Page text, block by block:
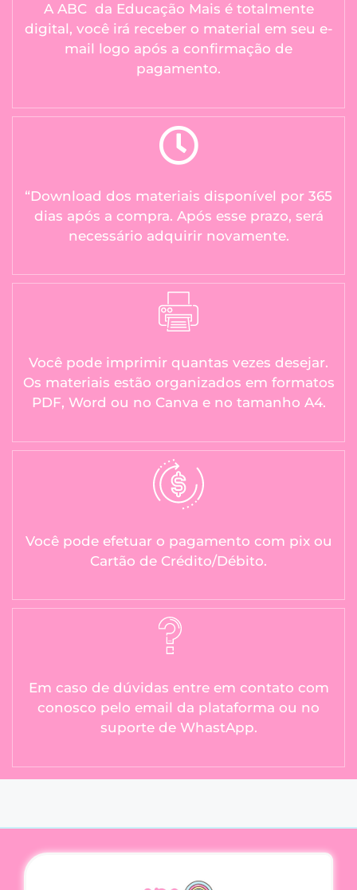
A ABC da Educação Mais é totalmente
digital, você irá receber o material em seu e-
mail logo após a confirmação de
pagamento.
“Download dos materiais disponível por 365
dias após a compra. Após esse prazo, será
necessário adquirir novamente.
Você pode imprimir quantas vezes desejar.
Os materiais estão organizados em formatos
PDF, Word ou no Canva e no tamanho A4.
Você pode efetuar o pagamento com pix ou
Cartão de Crédito/Débito.
Em caso de dúvidas entre em contato com
conosco pelo email da plataforma ou no
suporte de WhastApp.